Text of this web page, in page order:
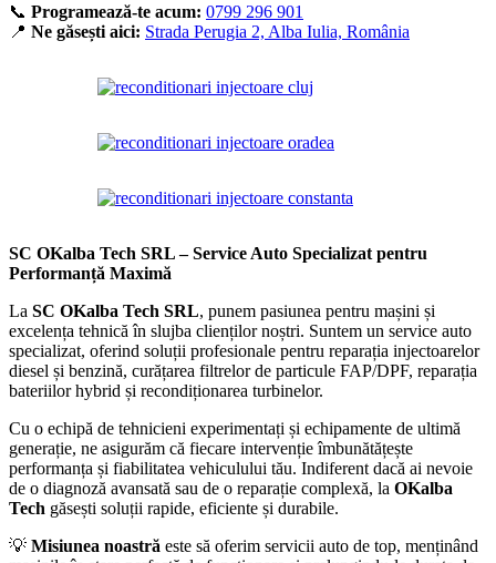
📞 Programează-te acum: 0799 296 901
📍 Ne găsești aici: Strada Perugia 2, Alba Iulia, România
SC OKalba Tech SRL – Service Auto Specializat pentru
Performanță Maximă
La SC OKalba Tech SRL, punem pasiunea pentru mașini și
excelența tehnică în slujba clienților noștri. Suntem un service auto
specializat, oferind soluții profesionale pentru reparația injectoarelor
diesel și benzină, curățarea filtrelor de particule FAP/DPF, reparația
bateriilor hybrid și recondiționarea turbinelor.
Cu o echipă de tehnicieni experimentați și echipamente de ultimă
generație, ne asigurăm că fiecare intervenție îmbunătățește
performanța și fiabilitatea vehiculului tău. Indiferent dacă ai nevoie
de o diagnoză avansată sau de o reparație complexă, la OKalba
Tech găsești soluții rapide, eficiente și durabile.
💡 Misiunea noastră este să oferim servicii auto de top, menținând